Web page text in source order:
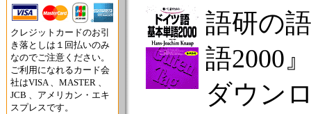
クレジットカードのお引
き落としは１回払いのみ
なのでご注意ください。
ご利用になれるカード会
社はVISA 、MASTER 、
JCB 、アメリカン・エキ
スプレスです。
語研の
語2000
ダウン